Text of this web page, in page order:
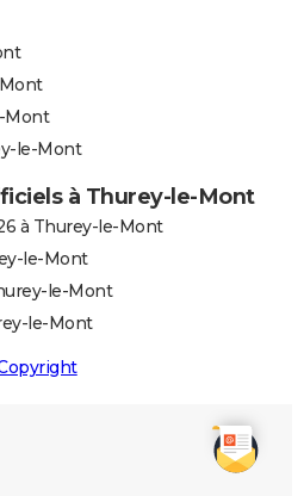
Mont
le-Mont
à Thurey-le-Mont
à Thurey-le-Mont
le-Mont
le-Mont
le-Mont